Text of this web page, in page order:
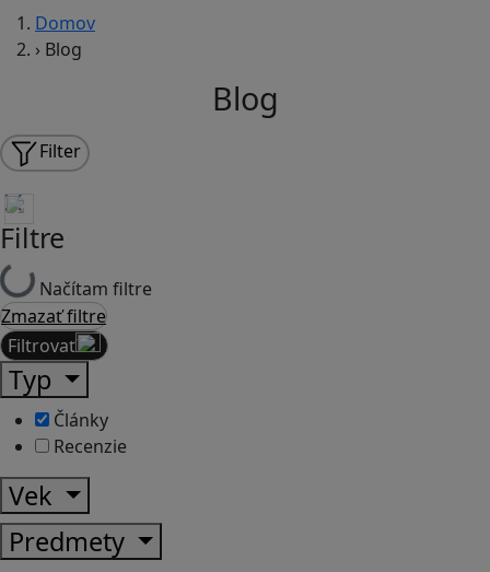
Domov
› Blog
Blog
Filter
Filtre
Načítam filtre
Zmazať filtre
Filtrovať
Typ
Články
Recenzie
Vek
Predmety